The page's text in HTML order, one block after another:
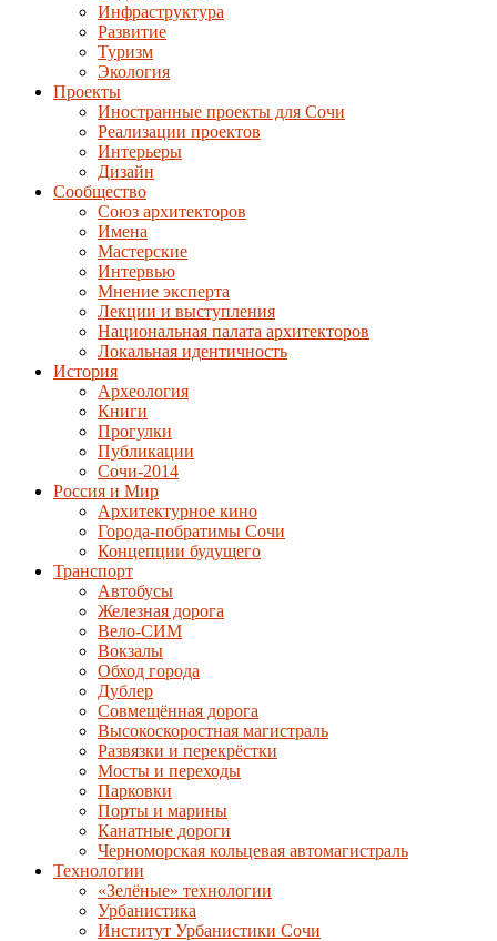
Инфраструктура
Развитие
Туризм
Экология
Проекты
Иностранные проекты для Сочи
Реализации проектов
Интерьеры
Дизайн
Сообщество
Союз архитекторов
Имена
Мастерские
Интервью
Мнение эксперта
Лекции и выступления
Национальная палата архитекторов
Локальная идентичность
История
Археология
Книги
Прогулки
Публикации
Сочи-2014
Россия и Мир
Архитектурное кино
Города-побратимы Сочи
Концепции будущего
Транспорт
Автобусы
Железная дорога
Вело-СИМ
Вокзалы
Обход города
Дублер
Совмещённая дорога
Высокоскоростная магистраль
Развязки и перекрёстки
Мосты и переходы
Парковки
Порты и марины
Канатные дороги
Черноморская кольцевая автомагистраль
Технологии
«Зелёные» технологии
Урбанистика
Институт Урбанистики Сочи